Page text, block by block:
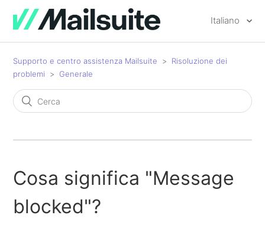
Italiano
Supporto e centro assistenza Mailsuite
Risoluzione dei
problemi
Generale
Cosa significa "Message
blocked"?